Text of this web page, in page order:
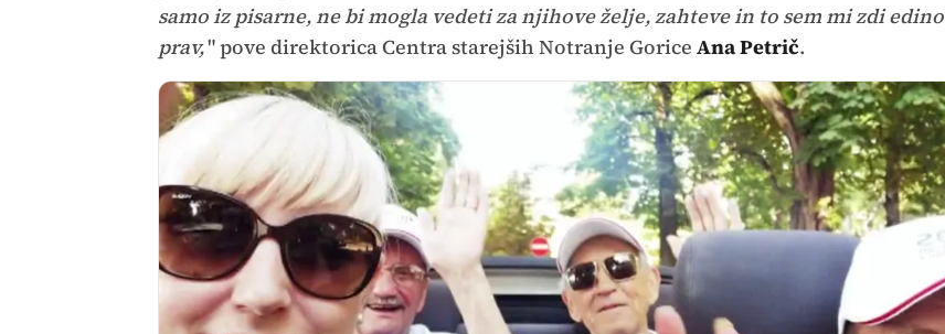
samo iz pisarne, ne bi mogla vedeti za njihove želje, zahteve in to sem mi zdi edino
prav," pove direktorica Centra starejših Notranje Gorice Ana Petrič.